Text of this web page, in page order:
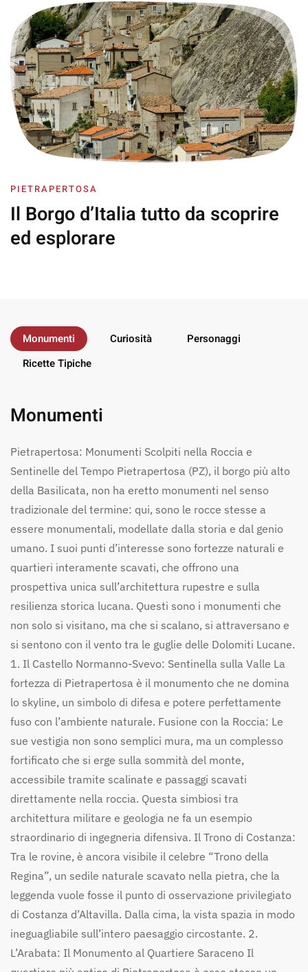
PIETRAPERTOSA
Il Borgo d’Italia tutto da scoprire
ed esplorare
Monumenti Curiosità
Personaggi
Ricette Tipiche
Monumenti
Pietrapertosa: Monumenti Scolpiti nella Roccia e
Sentinelle del Tempo Pietrapertosa (PZ), il borgo più alto
della Basilicata, non ha eretto monumenti nel senso
tradizionale del termine: qui, sono le rocce stesse a
essere monumentali, modellate dalla storia e dal genio
umano. I suoi punti d’interesse sono fortezze naturali e
quartieri interamente scavati, che offrono una
prospettiva unica sull’architettura rupestre e sulla
resilienza storica lucana. Questi sono i monumenti che
non solo si visitano, ma che si scalano, si attraversano e
si sentono con il vento tra le guglie delle Dolomiti Lucane.
1. Il Castello Normanno-Svevo: Sentinella sulla Valle La
fortezza di Pietrapertosa è il monumento che ne domina
lo skyline, un simbolo di difesa e potere perfettamente
fuso con l’ambiente naturale. Fusione con la Roccia: Le
sue vestigia non sono semplici mura, ma un complesso
fortificato che si erge sulla sommità del monte,
accessibile tramite scalinate e passaggi scavati
direttamente nella roccia. Questa simbiosi tra
architettura militare e geologia ne fa un esempio
straordinario di ingegneria difensiva. Il Trono di Costanza:
Tra le rovine, è ancora visibile il celebre “Trono della
Regina”, un sedile naturale scavato nella pietra, che la
leggenda vuole fosse il punto di osservazione privilegiato
di Costanza d’Altavilla. Dalla cima, la vista spazia in modo
ineguagliabile sull’intero paesaggio circostante. 2.
L’Arabata: Il Monumento al Quartiere Saraceno Il